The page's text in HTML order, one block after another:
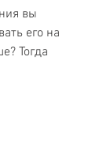
вы
его на
Тогда